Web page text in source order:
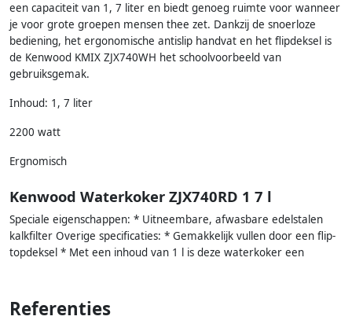
een capaciteit van 1, 7 liter en biedt genoeg ruimte voor wanneer
je voor grote groepen mensen thee zet. Dankzij de snoerloze
bediening, het ergonomische antislip handvat en het flipdeksel is
de Kenwood KMIX ZJX740WH het schoolvoorbeeld van
gebruiksgemak.
Inhoud: 1, 7 liter
2200 watt
Ergnomisch
Kenwood Waterkoker ZJX740RD 1 7 l
Speciale eigenschappen: * Uitneembare, afwasbare edelstalen
kalkfilter Overige specificaties: * Gemakkelijk vullen door een flip-
topdeksel * Met een inhoud van 1 l is deze waterkoker een
Referenties